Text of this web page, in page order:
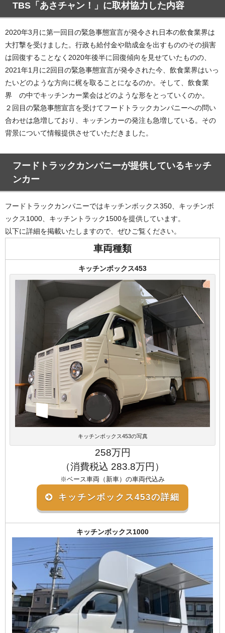
TBS「あさチャン！」に取材協力した内容
2020年3月に第一回目の緊急事態宣言が発令され日本の飲食業界は
大打撃を受けました。行政も給付金や助成金を出すもののその損害
は回復することなく2020年後半に回復傾向を見せていたものの、
2021年1月に2回目の緊急事態宣言が発令された今、飲食業界はいっ
たいどのような方向に梶を取ることになるのか。そして、飲食業
界 の中でキッチンカー業会はどのような形をとっていくのか。
２回目の緊急事態宣言を受けてフードトラックカンパニーへの問い
合わせは急増しており、キッチンカーの発注も急増している。その
背景について情報提供させていただきました。
フードトラックカンパニーが提供しているキッチ
ンカー
フードトラックカンパニーではキッチンボックス350、キッチンボ
ックス1000、キッチントラック1500を提供しています。
以下に詳細を掲載いたしますので、ぜひご覧ください。
車両種類
キッチンボックス453
キッチンボックス453の写真
258万円
（消費税込 283.8万円）
※ベース車両（新車）の車両代込み
キッチンボックス453の詳細
キッチンボックス1000